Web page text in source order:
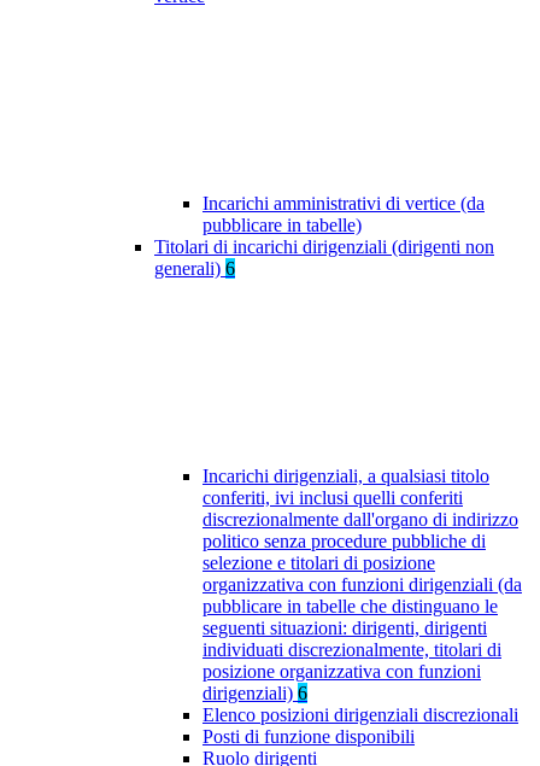
Incarichi amministrativi di vertice (da
pubblicare in tabelle)
Titolari di incarichi dirigenziali (dirigenti non
generali) 6
Incarichi dirigenziali, a qualsiasi titolo
conferiti, ivi inclusi quelli conferiti
discrezionalmente dall'organo di indirizzo
politico senza procedure pubbliche di
selezione e titolari di posizione
organizzativa con funzioni dirigenziali (da
pubblicare in tabelle che distinguano le
seguenti situazioni: dirigenti, dirigenti
individuati discrezionalmente, titolari di
posizione organizzativa con funzioni
dirigenziali) 6
Elenco posizioni dirigenziali discrezionali
Posti di funzione disponibili
Ruolo dirigenti